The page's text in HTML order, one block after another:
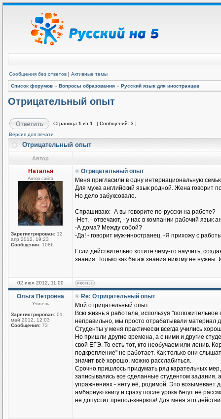
Сообщения без ответов | Активные темы
Список форумов » Вопросы образования » Русский язык для иностранцев
Отрицательный опыт
Страница 1 из 1
[ Сообщений: 3 ]
Версия для печати
Отрицательный опыт
Автор
Наталья
Автор сайта
Зарегистрирован: 12
апр 2012, 19:23
Сообщения: 1086
Отрицательный опыт
Меня пригласили в одну интернациональную
Для мужа английский язык родной. Жена говорит
Но дело забуксовало.
Спрашиваю: -А вы говорите по-русски на работе?
-Нет, - отвечают, - у нас в компании рабочий язык
-А дома? Между собой?
-Да! - говорит муж-иностранец. -Я прихожу с
Если действительно хотите чему-то научить,
знания. Только как багаж знания никому не
02 июл 2012, 11:00
Ольга Петровна
Учитель
Зарегистрирован: 01
май 2012, 12:03
Сообщения: 73
Re: Отрицательный опыт
Мой отрицательный опыт:
Всю жизнь я работала, используя "положительное
неправильно, мы просто отрабатывали материал
Студенты у меня практически всегда учились
Но пришли другие времена, а с ними и другие
свой ЕГЭ. То есть тот, кто необучаем или ленив.
подкрепление" не работает. Как только они
значит всё хорошо, можно расслабиться.
Срочно пришлось придумать ряд карательных
записывались все сделанные студентом задания,
упражнениях - нету её, родимой. Это возымевает
амбарную книгу и сразу после урока бегут её
не допустит препод-зверюга! Для меня это